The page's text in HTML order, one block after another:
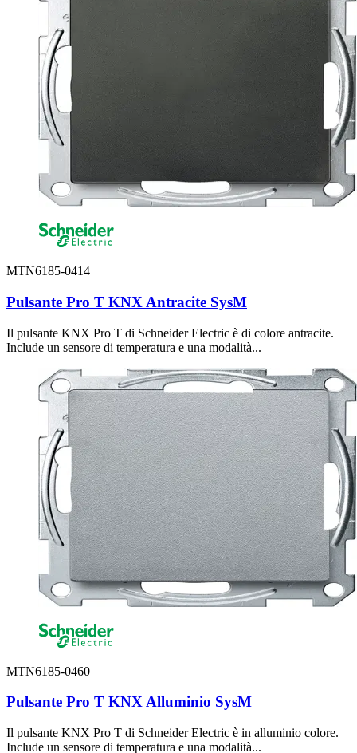
MTN6185-0414
Pulsante Pro T KNX Antracite SysM
Il pulsante KNX Pro T di Schneider Electric è di colore antracite.
Include un sensore di temperatura e una modalità...
MTN6185-0460
Pulsante Pro T KNX Alluminio SysM
Il pulsante KNX Pro T di Schneider Electric è in alluminio colore.
Include un sensore di temperatura e una modalità...